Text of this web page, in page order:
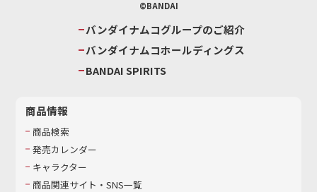
©BANDAI
バンダイナムコグループのご紹介
バンダイナムコホールディングス
BANDAI SPIRITS
商品情報
商品検索
発売カレンダー
キャラクター
商品関連サイト・SNS一覧